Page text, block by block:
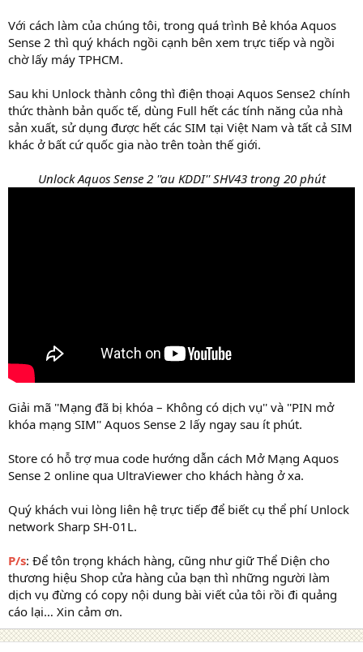
Với cách làm của chúng tôi, trong quá trình Bẻ khóa Aquos
Sense 2 thì quý khách ngồi cạnh bên xem trực tiếp và ngồi
chờ lấy máy TPHCM.
Sau khi Unlock thành công thì điện thoại Aquos Sense2 chính
thức thành bản quốc tế, dùng Full hết các tính năng của nhà
sản xuất, sử dụng được hết các SIM tại Việt Nam và tất cả SIM
khác ở bất cứ quốc gia nào trên toàn thế giới.
Unlock Aquos Sense 2 ''au KDDI'' SHV43 trong 20 phút
Giải mã ''Mạng đã bị khóa – Không có dịch vụ'' và ''PIN mở
khóa mạng SIM'' Aquos Sense 2 lấy ngay sau ít phút.
Store có hỗ trợ mua code hướng dẫn cách Mở Mạng Aquos
Sense 2 online qua UltraViewer cho khách hàng ở xa.
Quý khách vui lòng liên hệ trực tiếp để biết cụ thể phí Unlock
network Sharp SH-01L.
P/s: Để tôn trọng khách hàng, cũng như giữ Thể Diện cho
thương hiệu Shop cửa hàng của bạn thì những người làm
dịch vụ đừng có copy nội dung bài viết của tôi rồi đi quảng
cáo lại… Xin cảm ơn.